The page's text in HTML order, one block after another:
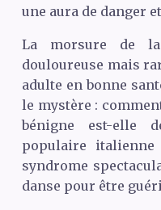
une aura de danger
La morsure de
douloureuse mais
adulte en bonne
le mystère :
bénigne est-elle
populaire italienne
syndrome
danse pour être